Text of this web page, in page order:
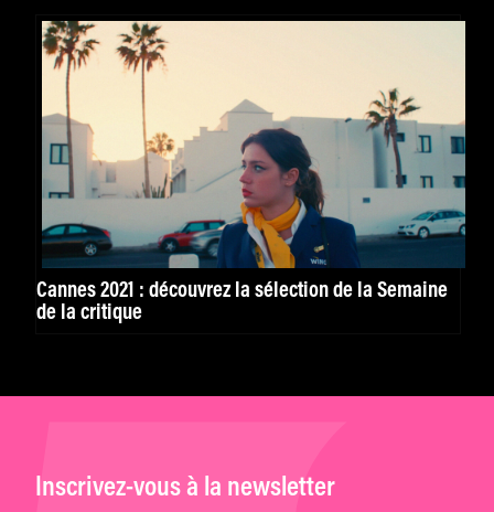
Cannes 2021 : découvrez la sélection de la Semaine
de la critique
Inscrivez-vous à la newsletter